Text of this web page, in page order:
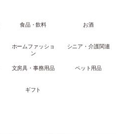
食品・飲料 お酒
ホームファッショ
ン
シニア・介護関連
文房具・事務用品 ペット用品
ギフト